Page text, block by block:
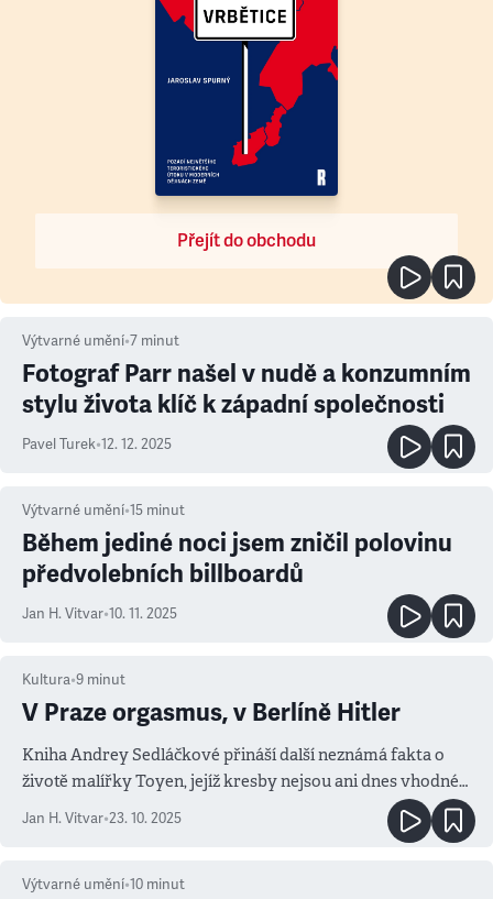
Přejít do obchodu
Výtvarné umění•7 minut
Fotograf Parr našel v nudě a konzumním
stylu života klíč k západní společnosti
Pavel Turek•12. 12. 2025
Výtvarné umění•15 minut
Během jediné noci jsem zničil polovinu
předvolebních billboardů
Jan H. Vitvar•10. 11. 2025
Kultura•9 minut
V Praze orgasmus, v Berlíně Hitler
Kniha Andrey Sedláčkové přináší další neznámá fakta o
životě malířky Toyen, jejíž kresby nejsou ani dnes vhodné
pro pruderní oči
Jan H. Vitvar•23. 10. 2025
Výtvarné umění•10 minut